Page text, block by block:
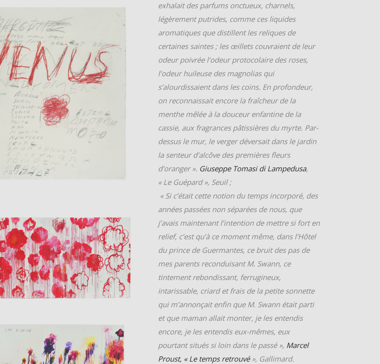
exhalait des parfums onctueux, charnels,
légèrement putrides, comme ces liquides
aromatiques que distillent les reliques de
certaines saintes ; les œillets couvraient de leur
odeur poivrée l’odeur protocolaire des roses,
l’odeur huileuse des magnolias qui
s’alourdissaient dans les coins. En profondeur,
on reconnaissait encore la fraîcheur de la
menthe mêlée à la douceur enfantine de la
cassie, aux fragrances pâtissières du myrte. Par-
dessus le mur, le verger déversait dans le jardin
la senteur d’alcôve des premières fleurs
d’oranger ». Giuseppe Tomasi di Lampedusa,
« Le Guépard », Seuil ;
« Si c’était cette notion du temps incorporé, des
années passées non séparées de nous, que
j’avais maintenant l’intention de mettre si fort en
relief, c’est qu’à ce moment même, dans l’Hôtel
du prince de Guermantes, ce bruit des pas de
mes parents reconduisant M. Swann, ce
tintement rebondissant, ferrugineux,
intarissable, criard et frais de la petite sonnette
qui m’annonçait enfin que M. Swann était parti
et que maman allait monter, je les entendis
encore, je les entendis eux-mêmes, eux
pourtant situés si loin dans le passé », Marcel
Proust, « Le temps retrouvé», Gallimard.